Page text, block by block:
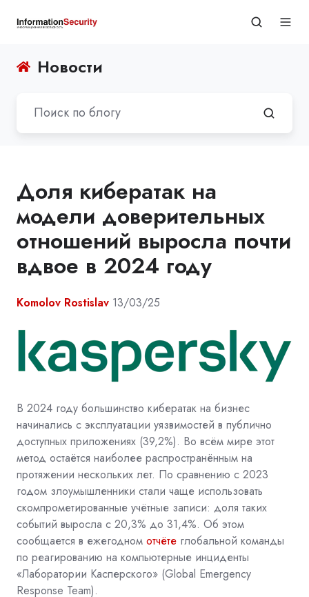
Новости
Доля кибератак на
модели доверительных
отношений выросла почти
вдвое в 2024 году
Komolov Rostislav 13/03/25
В 2024 году большинство кибератак на бизнес
начинались с эксплуатации уязвимостей в публично
доступных приложениях (39,2%). Во всём мире этот
метод остаётся наиболее распространённым на
протяжении нескольких лет. По сравнению с 2023
годом злоумышленники стали чаще использовать
скомпрометированные учётные записи: доля таких
событий выросла с 20,3% до 31,4%. Об этом
сообщается в ежегодном отчёте глобальной команды
по реагированию на компьютерные инциденты
«Лаборатории Касперского» (Global Emergency
Response Team).